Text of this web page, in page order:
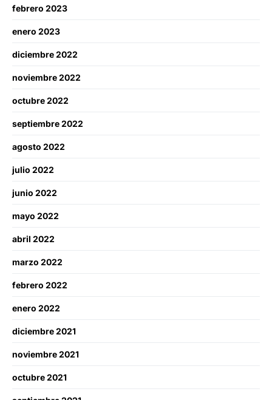
febrero 2023
enero 2023
diciembre 2022
noviembre 2022
octubre 2022
septiembre 2022
agosto 2022
julio 2022
junio 2022
mayo 2022
abril 2022
marzo 2022
febrero 2022
enero 2022
diciembre 2021
noviembre 2021
octubre 2021